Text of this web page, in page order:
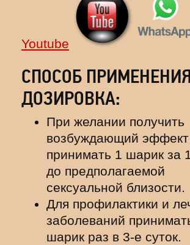
Youtube
СПОСОБ
ДОЗИРОВКА:
При желании получить
возбуждающий эффект
принимать 1 шарик за
до предполагаемой
сексуальной близости.
Для профилактики и
заболеваний
шарик раз в 3-е суток.